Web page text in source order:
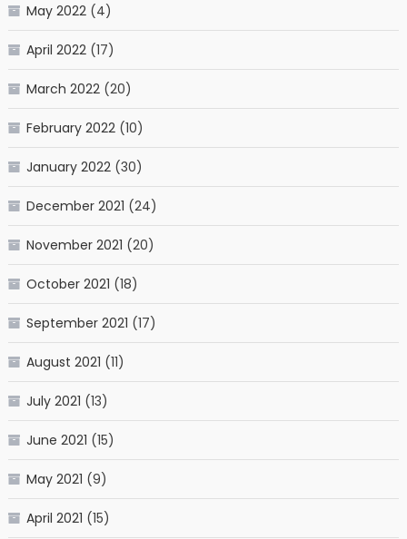
May 2022(4)
April 2022(17)
March 2022(20)
February 2022(10)
January 2022(30)
December 2021 (24)
November 2021 (20)
October 2021 (18)
September 2021 (17)
August 2021 (11)
July 2021 (13)
June 2021 (15)
May 2021 (9)
April 2021 (15)